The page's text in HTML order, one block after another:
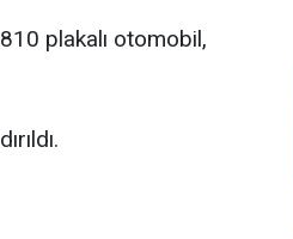
plakalı otomobil,